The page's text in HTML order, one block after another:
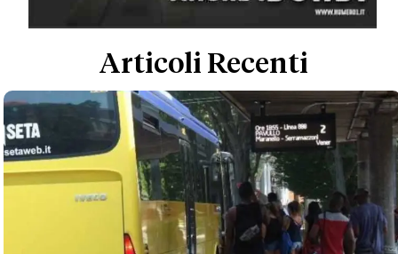
Articoli Recenti